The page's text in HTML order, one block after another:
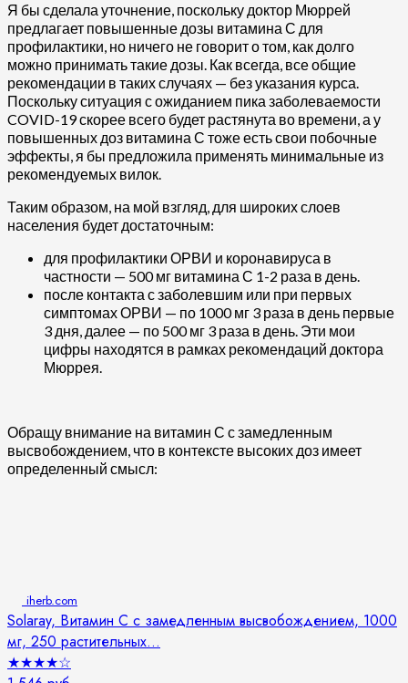
Я бы сделала уточнение, поскольку доктор Мюррей
предлагает повышенные дозы витамина С для
профилактики, но ничего не говорит о том, как долго
можно принимать такие дозы. Как всегда, все общие
рекомендации в таких случаях — без указания курса.
Поскольку ситуация с ожиданием пика заболеваемости
COVID-19 скорее всего будет растянута во времени, а у
повышенных доз витамина С тоже есть свои побочные
эффекты, я бы предложила применять минимальные из
рекомендуемых вилок.
Таким образом, на мой взгляд, для широких слоев
населения будет достаточным:
для профилактики ОРВИ и коронавируса в
частности — 500 мг витамина С 1-2 раза в день.
после контакта с заболевшим или при первых
симптомах ОРВИ — по 1000 мг 3 раза в день первые
3 дня, далее — по 500 мг 3 раза в день. Эти мои
цифры находятся в рамках рекомендаций доктора
Мюррея.
Обращу внимание на витамин С с замедленным
высвобождением, что в контексте высоких доз имеет
определенный смысл:
iherb.com
Solaray, Витамин C с замедленным высвобождением, 1000
мг, 250 растительных...
★★★★☆